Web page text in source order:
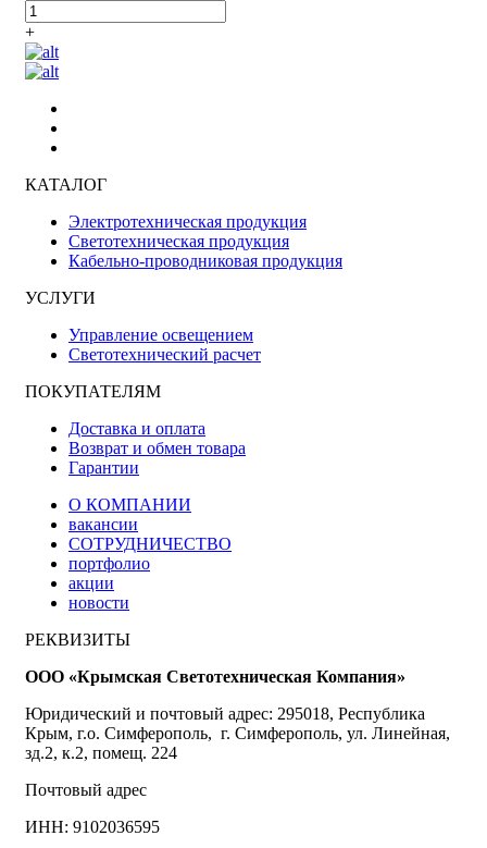
+
КАТАЛОГ
Электротехническая продукция
Светотехническая продукция
Кабельно-проводниковая продукция
УСЛУГИ
Управление освещением
Светотехнический расчет
ПОКУПАТЕЛЯМ
Доставка и оплата
Возврат и обмен товара
Гарантии
О КОМПАНИИ
вакансии
СОТРУДНИЧЕСТВО
портфолио
акции
новости
РЕКВИЗИТЫ
ООО «Крымская Светотехническая Компания»
Юридический и почтовый адрес: 295018, Республика
Крым, г.о. Симферополь, г. Симферополь, ул. Линейная,
зд.2, к.2, помещ. 224
Почтовый адрес
ИНН: 9102036595